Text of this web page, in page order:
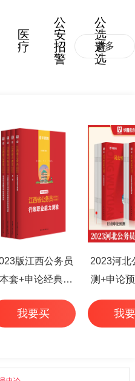
医
疗
公
安
招
警
公
选
遴
选
更多
版江西公务员
套+申论经典范
50篇+行测高频考
点 6本
我要买
2023河北
测+申论
本
我